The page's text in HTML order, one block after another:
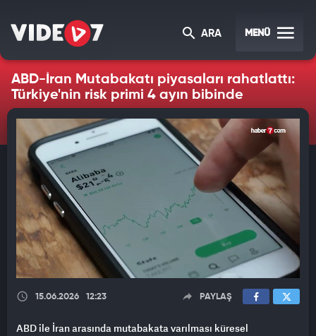
ARA MENÜ
ABD-İran Mutabakatı piyasaları rahatlattı:
Türkiye'nin risk primi 4 ayın bibinde
15.06.2026 12:23 PAYLAŞ
ABD ile İran arasında mutabakata varılması küresel